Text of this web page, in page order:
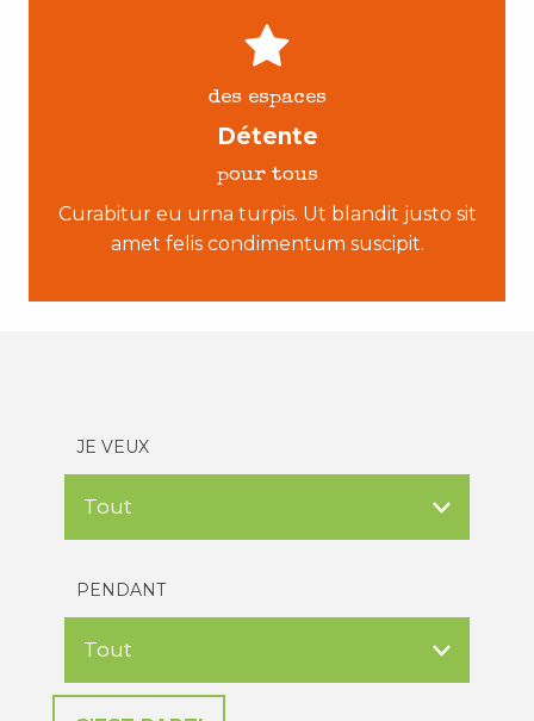
des espaces
Détente
pour tous
Curabitur eu urna turpis. Ut blandit justo sit
amet felis condimentum suscipit.
JE VEUX
PENDANT